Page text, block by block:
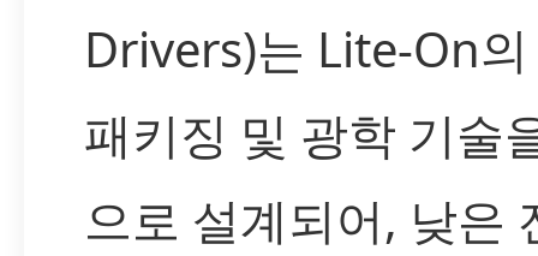
Drivers)는 Lite-On
패키징 및 광학 기술
으로 설계되어, 낮은